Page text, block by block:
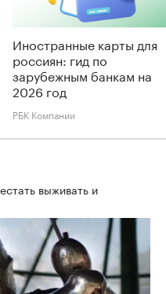
Иностранные карты для
россиян: гид по
зарубежным банкам на
2026 год
РБК Компании
выживать и